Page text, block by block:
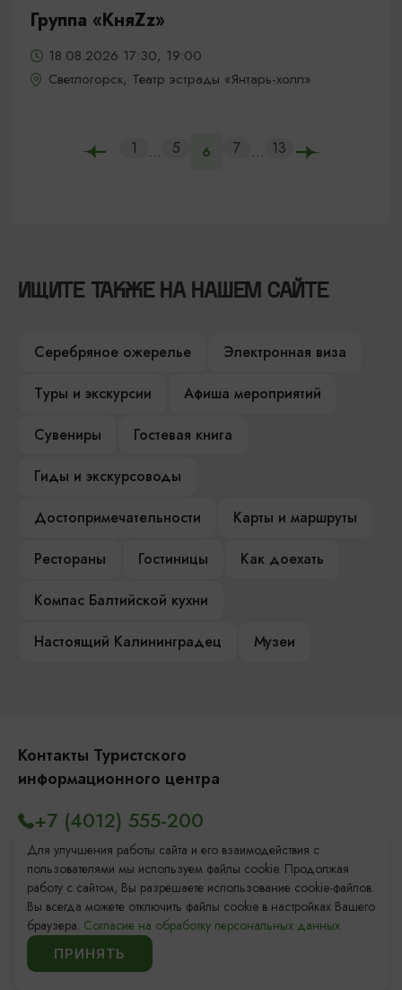
Группа «КняZz»
18.08.2026 17:30, 19:00
Светлогорск, Театр эстрады «Янтарь-холл»
1 ... 5 6 7 ... 13
ИЩИТЕ ТАКЖЕ НА НАШЕМ САЙТЕ
Серебряное ожерелье
Электронная виза
Туры и экскурсии
Афиша мероприятий
Сувениры
Гостевая книга
Гиды и экскурсоводы
Достопримечательности
Карты и маршруты
Рестораны
Гостиницы
Как доехать
Компас Балтийской кухни
Настоящий Калининградец
Музеи
Контакты Туристского
информационного центра
Площадь Победы, 1 Закрыто
ул. Октябрьская, 2/3 Закрыто
+7 (4012) 555-200
8 (800) 200-55-39
info@visit-kaliningrad.ru
Для улучшения работы сайта и его взаимодействия с
пользователями мы используем файлы cookie. Продолжая
работу с сайтом, Вы разрешаете использование cookie-файлов.
Вы всегда можете отключить файлы cookie в настройках Вашего
браузера. Согласие на обработку персональных данных.
ПРИНЯТЬ